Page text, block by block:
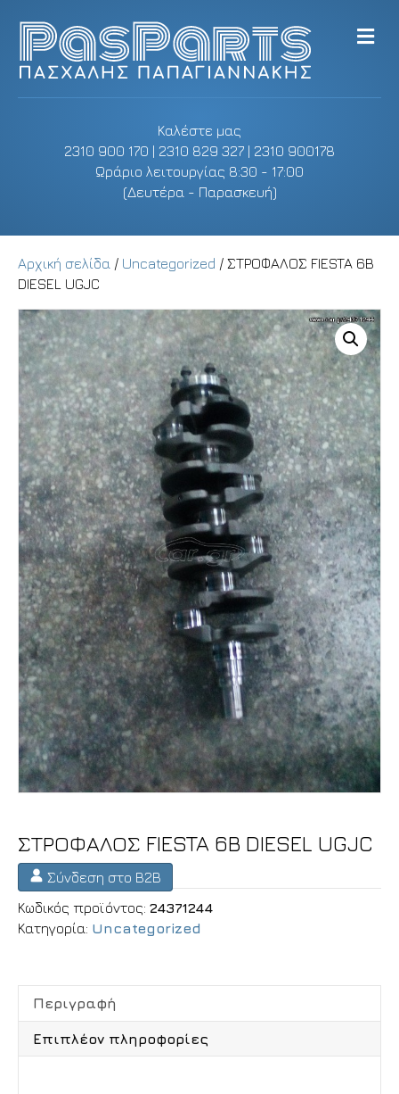
Καλέστε μας
2310 900 170 | 2310 829 327 | 2310 900178
Ωράριο λειτουργίας 8:30 - 17:00
(Δευτέρα - Παρασκευή)
M
e
Αρχική σελίδα / Uncategorized / ΣΤΡΟΦΑΛΟΣ FIESTA 6B
DIESEL UGJC
ΣΤΡΟΦΑΛΟΣ FIESTA 6B DIESEL UGJC
Σύνδεση στο B2B
Κωδικός προϊόντος: 24371244
Κατηγορία: Uncategorized
Περιγραφή
Επιπλέον πληροφορίες